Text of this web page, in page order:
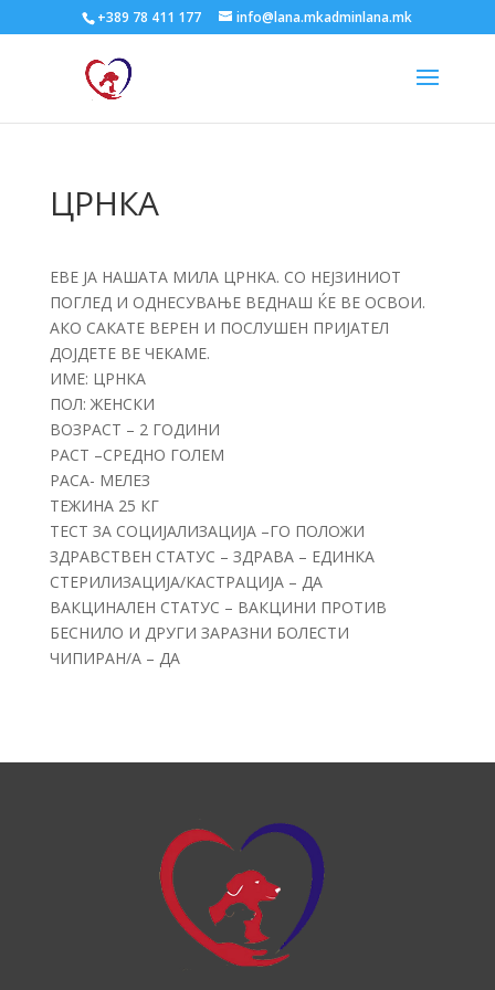
+389 78 411 177 info@lana.mkadminlana.mk
ЦРНКА
ЕВЕ ЈА НАШАТА МИЛА ЦРНКА. СО НЕЈЗИНИОТ
ПОГЛЕД И ОДНЕСУВАЊЕ ВЕДНАШ ЌЕ ВЕ ОСВОИ.
АКО САКАТЕ ВЕРЕН И ПОСЛУШЕН ПРИЈАТЕЛ
ДОЈДЕТЕ ВЕ ЧЕКАМЕ.
ИМЕ: ЦРНКА
ПОЛ: ЖЕНСКИ
ВОЗРАСТ – 2 ГОДИНИ
РАСТ –СРЕДНО ГОЛЕМ
РАСА- МЕЛЕЗ
ТЕЖИНА 25 КГ
ТЕСТ ЗА СОЦИЈАЛИЗАЦИЈА –ГО ПОЛОЖИ
ЗДРАВСТВЕН СТАТУС – ЗДРАВА – ЕДИНКА
СТЕРИЛИЗАЦИЈА/КАСТРАЦИЈА – ДА
ВАКЦИНАЛЕН СТАТУС – ВАКЦИНИ ПРОТИВ
БЕСНИЛО И ДРУГИ ЗАРАЗНИ БОЛЕСТИ
ЧИПИРАН/А – ДА